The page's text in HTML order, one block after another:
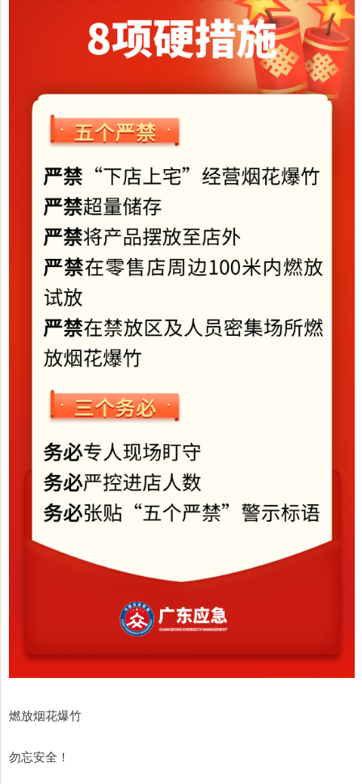
燃放烟花爆竹
勿忘安全！